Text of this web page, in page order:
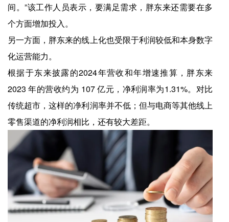
间。”该工作人员表示，要满足需求，胖东来还需要在多
个方面增加投入。
另一方面，胖东来的线上化也受限于利润较低和本身数字
化运营能力。
根据于东来披露的2024年营收和年增速推算，胖东来
2023 年的营收约为 107 亿元，净利润率为1.31%。对比
传统超市，这样的净利润率并不低；但与电商等其他线上
零售渠道的净利润相比，还有较大差距。